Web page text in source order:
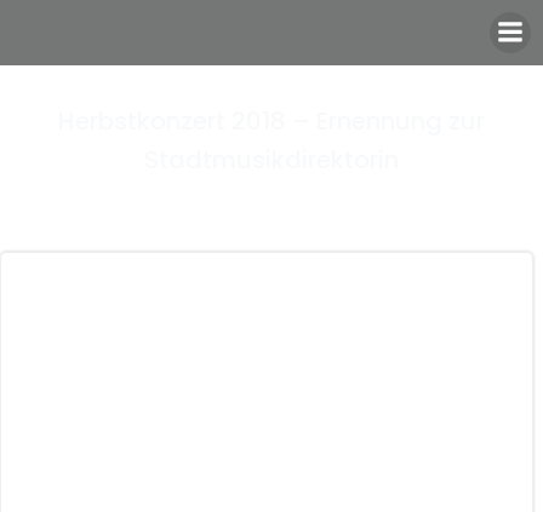
springen